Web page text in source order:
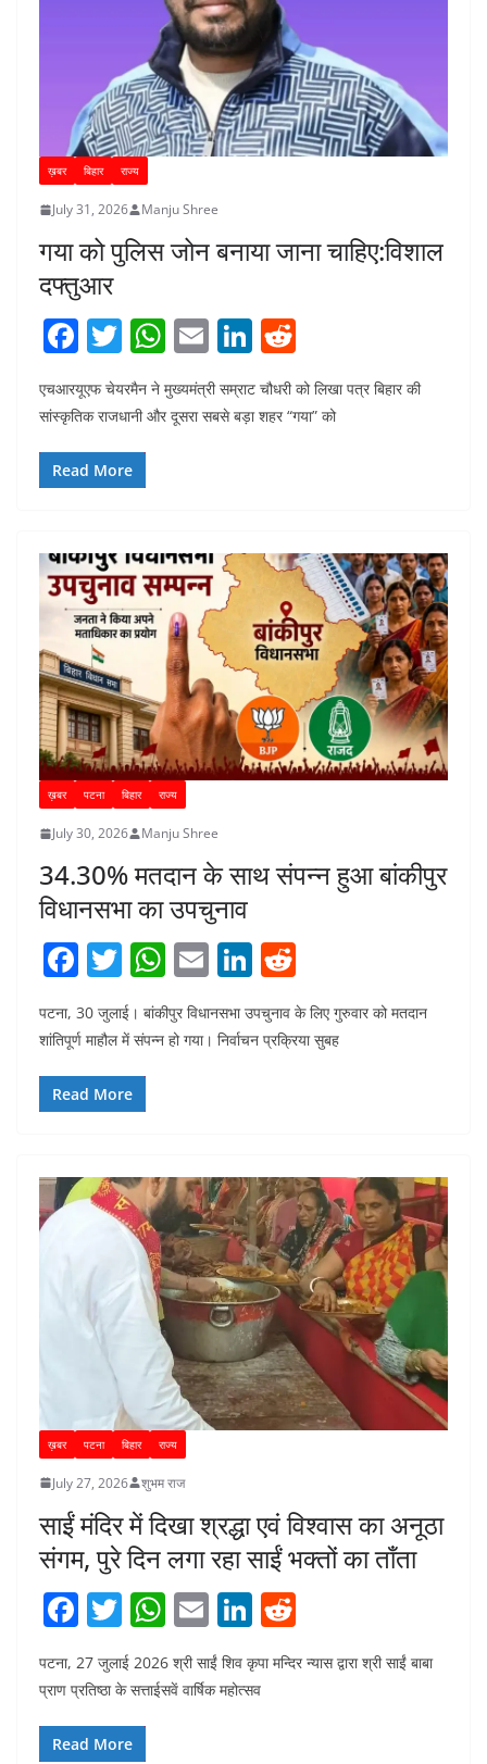
ख़बर बिहार राज्य
July 31, 2026 Manju Shree
गया को पुलिस जोन बनाया जाना चाहिए:विशाल
दफ्तुआर
F
c
e
b
o
k
T
w
itt
er
W
at
s
p
E
m
ai
Li
n
k
e
d
एचआरयूएफ चेयरमैन ने मुख्यमंत्री सम्राट चौधरी को लिखा पत्र बिहार की
सांस्कृतिक राजधानी और दूसरा सबसे बड़ा शहर “गया” को
Read More
ख़बर पटना बिहार राज्य
July 30, 2026 Manju Shree
34.30% मतदान के साथ संपन्न हुआ बांकीपुर
विधानसभा का उपचुनाव
F
c
e
b
o
k
T
w
itt
er
W
h
at
p
E
ai
Li
k
e
e
d
di
पटना, 30 जुलाई। बांकीपुर विधानसभा उपचुनाव के लिए गुरुवार को मतदान
शांतिपूर्ण माहौल में संपन्न हो गया। निर्वाचन प्रक्रिया सुबह
Read More
ख़बर पटना बिहार राज्य
July 27, 2026 शुभम राज
साईं मंदिर में दिखा श्रद्धा एवं विश्वास का अनूठा
संगम, पुरे दिन लगा रहा साईं भक्तों का ताँता
F
c
e
b
T
w
itt
er
W
h
at
E
m
ai
Li
k d
पटना, 27 जुलाई 2026 श्री साईं शिव कृपा मन्दिर न्यास द्वारा श्री साईं बाबा
प्राण प्रतिष्ठा के सत्ताईसवें वार्षिक महोत्सव
Read More